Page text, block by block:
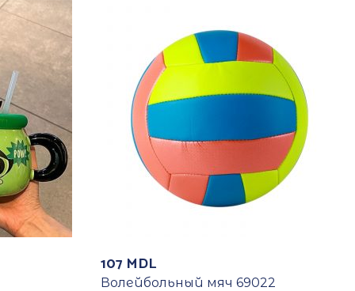
107 MDL
Волейбольный мяч 69022